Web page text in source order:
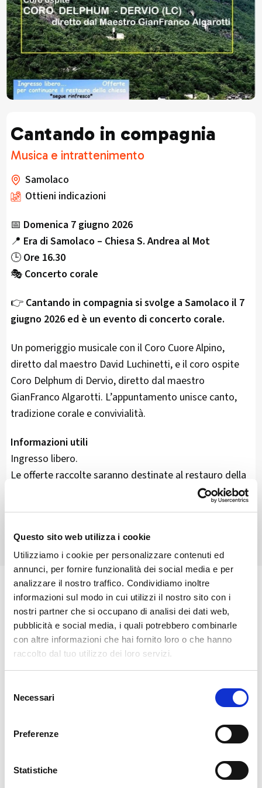
Questo sito web utilizza i cookie
Utilizziamo i cookie per personalizzare contenuti ed
annunci, per fornire funzionalità dei social media e per
analizzare il nostro traffico. Condividiamo inoltre
informazioni sul modo in cui utilizzi il nostro sito con i
nostri partner che si occupano di analisi dei dati web,
pubblicità e social media, i quali potrebbero combinarle
con altre informazioni che hai fornito loro o che hanno
raccolto dal tuo utilizzo dei loro servizi.
delNecessari
Preferenze
Statistiche
Cantando in compagnia
Musica e intrattenimento
Samolaco
Ottieni indicazioni
📅 Domenica 7 giugno 2026
📍 Era di Samolaco – Chiesa S. Andrea al Mot
🕒Ore 16.30
🎭 Concerto corale
👉 Cantando in compagnia si svolge a Samolaco il 7
giugno 2026 ed è un evento di concerto corale.
Un pomeriggio musicale con il Coro Cuore Alpino,
diretto dal maestro David Luchinetti, e il coro ospite
Coro Delphum di Dervio, diretto dal maestro
GianFranco Algarotti. L’appuntamento unisce canto,
tradizione corale e convivialità.
Informazioni utili
Ingresso libero.
Le offerte raccolte saranno destinate al restauro della
🏘️ Scopri il comune di
Samolaco